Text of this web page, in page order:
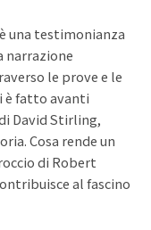
una testimonianza
narrazione
le prove e le
è fatto avanti
David Stirling,
Cosa rende un
di Robert
al fascino